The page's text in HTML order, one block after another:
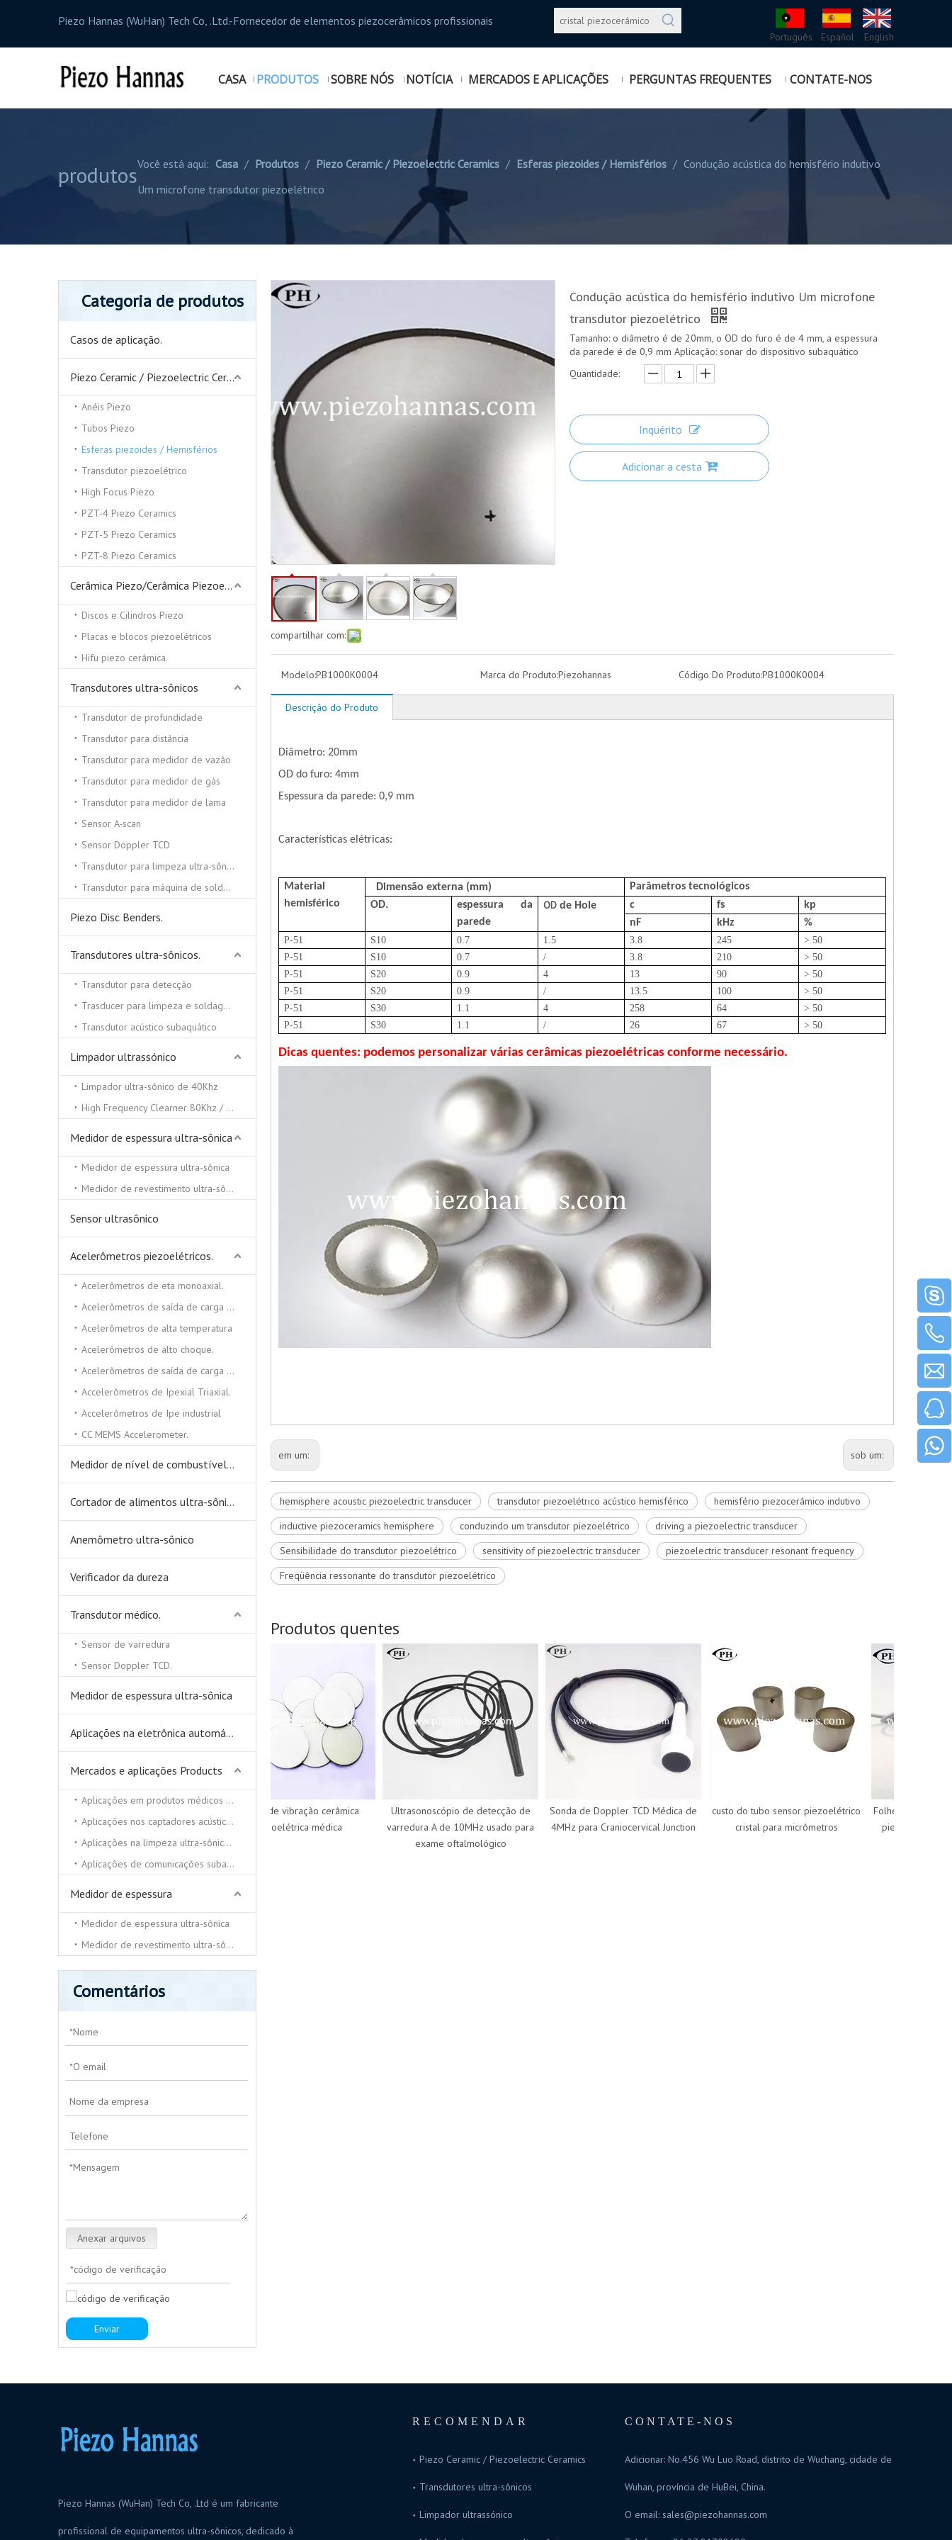
Piezo Hannas (WuHan) Tech Co, .Ltd.-Fornecedor de elementos piezocerâmicos profissionais
Português Español English
CASA PRODUTOS SOBRE NÓS NOTÍCIA MERCADOS E APLICAÇÕES PERGUNTAS FREQUENTES CONTATE-NOS
produtosVocê está aqui: Casa / Produtos / Piezo Ceramic / Piezoelectric Ceramics / Esferas piezoides / Hemisférios / Condução acústica do hemisfério indutivo
Um microfone transdutor piezoelétrico
Categoria de produtos
Casos de aplicação.
Piezo Ceramic / Piezoelectric Ceramics
Anéis Piezo
Tubos Piezo
Esferas piezoides / Hemisférios
Transdutor piezoelétrico
High Focus Piezo
PZT-4 Piezo Ceramics
PZT-5 Piezo Ceramics
PZT-8 Piezo Ceramics
Cerâmica Piezo/Cerâmica Piezoelétrica
Discos e Cilindros Piezo
Placas e blocos piezoelétricos
Hifu piezo cerâmica.
Transdutores ultra-sônicos
Transdutor de profundidade
Transdutor para distância
Transdutor para medidor de vazão
Transdutor para medidor de gás
Transdutor para medidor de lama
Sensor A-scan
Sensor Doppler TCD
Transdutor para limpeza ultra-sônica
Transdutor para máquina de solda ultra-sônica
Piezo Disc Benders.
Transdutores ultra-sônicos.
Transdutor para detecção
Trasducer para limpeza e soldagem ultra-sônica
Transdutor acústico subaquático
Limpador ultrassónico
Limpador ultra-sônico de 40Khz
High Frequency Clearner 80Khz / 100Khz / 130 / Khz
Medidor de espessura ultra-sônica
Medidor de espessura ultra-sônica
Medidor de revestimento ultra-sônico
Sensor ultrasônico
Acelerômetros piezoelétricos.
Acelerômetros de eta monoaxial.
Acelerômetros de saída de carga triaxial
Acelerômetros de alta temperatura
Acelerômetros de alto choque.
Acelerômetros de saída de carga monoxial
Accelerômetros de Ipexial Triaxial.
Accelerômetros de Ipe industrial
CC MEMS Accelerometer.
Medidor de nível de combustível ultra-sônico
Cortador de alimentos ultra-sônicos
Anemômetro ultra-sônico
Verificador da dureza
Transdutor médico.
Sensor de varredura
Sensor Doppler TCD.
Medidor de espessura ultra-sônica
Aplicações na eletrônica automática
Mercados e aplicações Products
Aplicações em produtos médicos e de beleza
Aplicações nos captadores acústicos
Aplicações na limpeza ultra-sônica e soldador ultra-sônico
Aplicações de comunicações subaquáticas
Medidor de espessura
Medidor de espessura ultra-sônica
Medidor de revestimento ultra-sônico
Comentários
Anexar arquivos
Enviar
compartilhar com:
Condução acústica do hemisfério indutivo Um microfone
transdutor piezoelétrico
Tamanho: o diâmetro é de 20mm, o OD do furo é de 4 mm, a espessura
da parede é de 0,9 mm Aplicação: sonar do dispositivo subaquático
Quantidade:
Inquérito
Adicionar a cesta
Modelo:PB1000K0004 Marca do Produto:Piezohannas Código Do Produto:PB1000K0004
Descrição do Produto
Diâmetro: 20mm
OD do furo: 4mm
Espessura da parede: 0,9 mm
Características elétricas:
Material
hemisférico
Dimensão externa (mm)
Parâmetros tecnológicos
OD.
espessura da
parede
OD de Hole c fs
kp
nF
kHz %
P-51 S10 0.7 1.5 3.8 245
> 50
P-51
S10 0.7 / 3.8 210
> 50
P-51
S20 0.9 4 13 90
> 50
P-51
S20 0.9 / 13.5 100
> 50
P-51
S30 1.1 4 258 64
> 50
P-51
S30 1.1 / 26 67 > 50
Dicas quentes: podemos personalizar várias cerâmicas piezoelétricas conforme necessário.
em um: sob um:
hemisphere acoustic piezoelectric transducer transdutor piezoelétrico acústico hemisférico
hemisfério piezocerâmico indutivo
inductive piezoceramics hemisphere
conduzindo um transdutor piezoelétrico
driving a piezoelectric transducer
Sensibilidade do transdutor piezoelétrico
sensitivity of piezoelectric transducer
piezoelectric transducer resonant frequency
Freqüência ressonante do transdutor piezoelétrico
Produtos quentes
underwater device
sensor de vibração cerâmica
piezoelétrica médica
Ultrasonoscópio de detecção de
varredura A de 10MHz usado para
exame oftalmológico
Sonda de Doppler TCD Médica de
4MHz para Craniocervical Junction
custo do tubo sensor piezoelétrico
cristal para micrômetros
Folheto de
piezoelétrico
Piezo Hannas (WuHan) Tech Co, .Ltd é um fabricante
profissional de equipamentos ultra-sônicos, dedicado à
RECOMENDAR
Piezo Ceramic / Piezoelectric Ceramics
Transdutores ultra-sônicos
Limpador ultrassónico
CONTATE-NOS
Adicionar: No.456 Wu Luo Road, distrito de Wuchang, cidade de
Wuhan, província de HuBei, China.
O email: sales@piezohannas.com